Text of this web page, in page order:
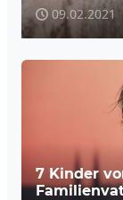
09.02.2021
7 Kinder